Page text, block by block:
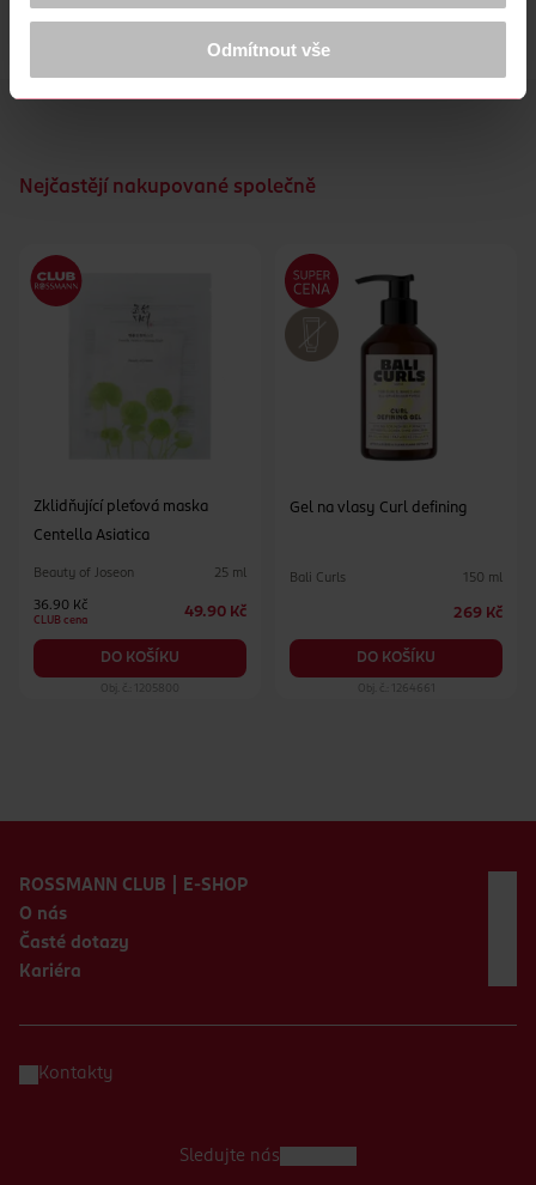
Více najdete vprohlášení o ochraně osobních údajů.
Děkujeme za pochopení. >více o cookies<
Odmítnout vše
Nejčastějí nakupované společně
Zklidňující pleťová maska
Centella Asiatica
Beauty of Joseon 25 ml
36.90 Kč
CLUB cena
49.90 Kč
DO KOŠÍKU
Obj. č.: 1205800
Gel na vlasy Curl defining
Bali Curls 150 ml
269 Kč
DO KOŠÍKU
Obj. č.: 1264661
ROSSMANN CLUB | E-SHOP
O nás
Časté dotazy
Kariéra
Kontakty
Sledujte nás